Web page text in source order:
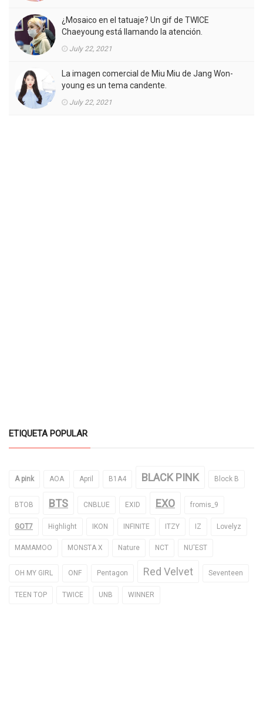
¿Mosaico en el tatuaje? Un gif de TWICE
Chaeyoung está llamando la atención.
July 22, 2021
La imagen comercial de Miu Miu de Jang Won-
young es un tema candente.
July 22, 2021
ETIQUETA POPULAR
A pink AOA April B1A4 BLACK PINK Block B
BTOB BTS CNBLUE EXID EXO fromis_9
GOT7 Highlight IKON INFINITE ITZY IZ Lovelyz
MAMAMOO MONSTA X Nature NCT NU'EST
OH MY GIRL ONF Pentagon Red Velvet Seventeen
TEEN TOP TWICE UNB WINNER